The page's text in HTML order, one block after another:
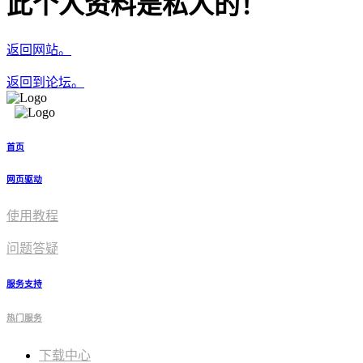
返回网站。
返回到论坛。
首页
网页驱动
使用教程​
问题答疑
服务支持
热门服务
下载中心